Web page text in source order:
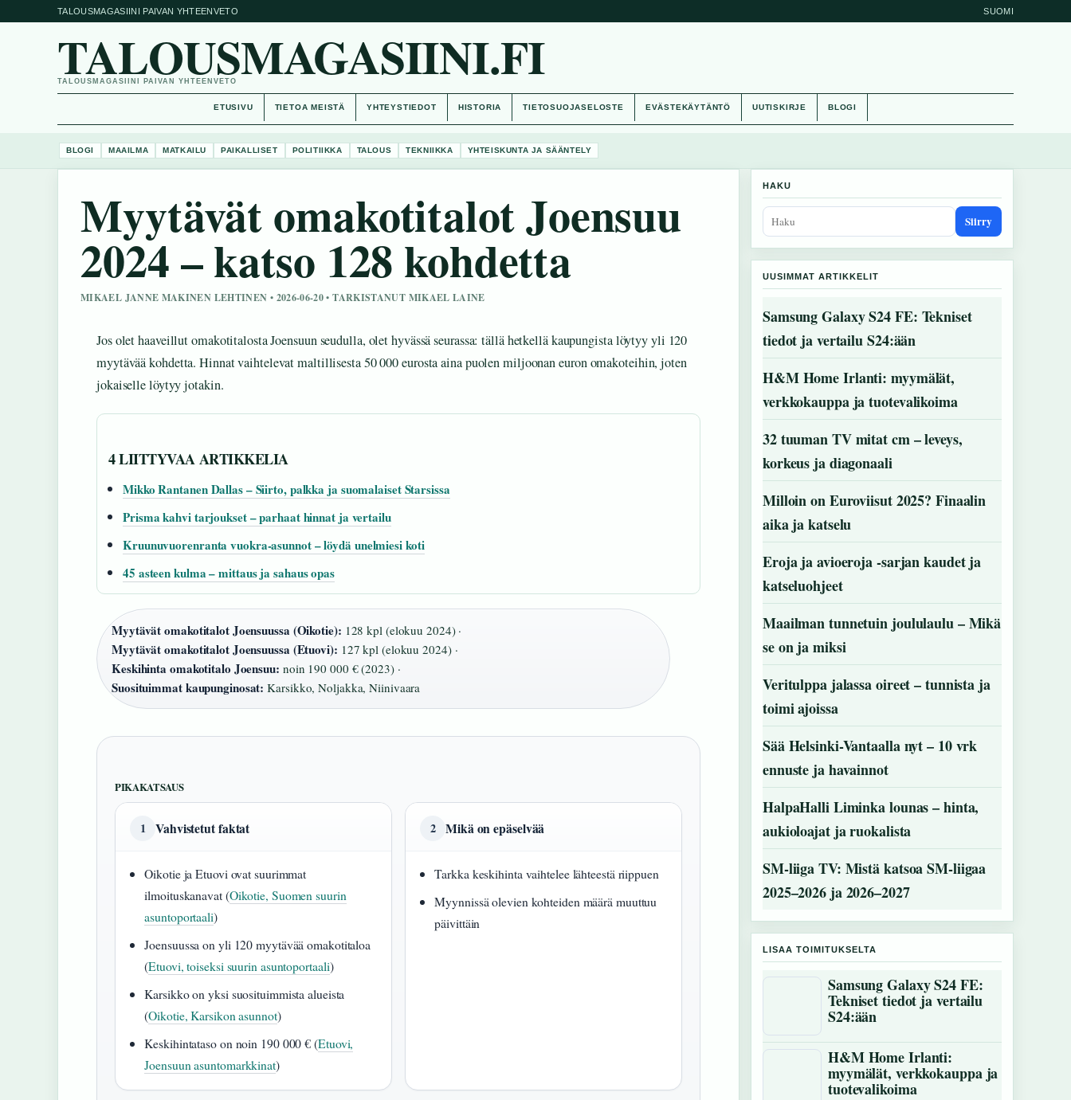
TALOUSMAGASIINI PAIVAN YHTEENVETO SUOMI
TALOUSMAGASIINI.FI
TALOUSMAGASIINI PAIVAN YHTEENVETO
ETUSIVU TIETOA MEISTÄ YHTEYSTIEDOT HISTORIA TIETOSUOJASELOSTE EVÄSTEKÄYTÄNTÖ UUTISKIRJE BLOGI
BLOGI MAAILMA MATKAILU PAIKALLISET POLITIIKKA TALOUS TEKNIIKKA YHTEISKUNTA JA SÄÄNTELY
Myytävät omakotitalot Joensuu
2024 – katso 128 kohdetta
MIKAEL JANNE MAKINEN LEHTINEN • 2026-06-20 • TARKISTANUT MIKAEL LAINE
Jos olet haaveillut omakotitalosta Joensuun seudulla, olet hyvässä seurassa: tällä hetkellä kaupungista löytyy yli 120
myytävää kohdetta. Hinnat vaihtelevat maltillisesta 50 000 eurosta aina puolen miljoonan euron omakoteihin, joten
jokaiselle löytyy jotakin.
4 LIITTYVAA ARTIKKELIA
Mikko Rantanen Dallas – Siirto, palkka ja suomalaiset Starsissa
Prisma kahvi tarjoukset – parhaat hinnat ja vertailu
Kruunuvuorenranta vuokra-asunnot – löydä unelmiesi koti
45 asteen kulma – mittaus ja sahaus opas
Myytävät omakotitalot Joensuussa (Oikotie): 128 kpl (elokuu 2024) ·
Myytävät omakotitalot Joensuussa (Etuovi): 127 kpl (elokuu 2024) ·
Keskihinta omakotitalo Joensuu: noin 190 000 € (2023) ·
Suosituimmat kaupunginosat: Karsikko, Noljakka, Niinivaara
PIKAKATSAUS
1 Vahvistetut faktat
Oikotie ja Etuovi ovat suurimmat
ilmoituskanavat (Oikotie, Suomen suurin
asuntoportaali)
Joensuussa on yli 120 myytävää omakotitaloa
(Etuovi, toiseksi suurin asuntoportaali)
Karsikko on yksi suosituimmista alueista
(Oikotie, Karsikon asunnot)
Keskihintataso on noin 190 000 € (Etuovi,
Joensuun asuntomarkkinat)
2 Mikä on epäselvää
Tarkka keskihinta vaihtelee lähteestä riippuen
Myynnissä olevien kohteiden määrä muuttuu
päivittäin
HAKU
Siirry
UUSIMMAT ARTIKKELIT
Samsung Galaxy S24 FE: Tekniset
tiedot ja vertailu S24:ään
H&M Home Irlanti: myymälät,
verkkokauppa ja tuotevalikoima
32 tuuman TV mitat cm – leveys,
korkeus ja diagonaali
Milloin on Euroviisut 2025? Finaalin
aika ja katselu
Eroja ja avioeroja -sarjan kaudet ja
katseluohjeet
Maailman tunnetuin joululaulu – Mikä
se on ja miksi
Veritulppa jalassa oireet – tunnista ja
toimi ajoissa
Sää Helsinki-Vantaalla nyt – 10 vrk
ennuste ja havainnot
HalpaHalli Liminka lounas – hinta,
aukioloajat ja ruokalista
SM-liiga TV: Mistä katsoa SM-liigaa
2025–2026 ja 2026–2027
LISAA TOIMITUKSELTA
Samsung Galaxy S24 FE:
Tekniset tiedot ja vertailu
S24:ään
H&M Home Irlanti:
myymälät, verkkokauppa ja
tuotevalikoima